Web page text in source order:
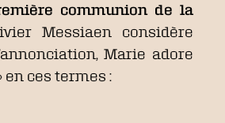
communion de la
Messiaen considère
Marie adore
en ces termes :